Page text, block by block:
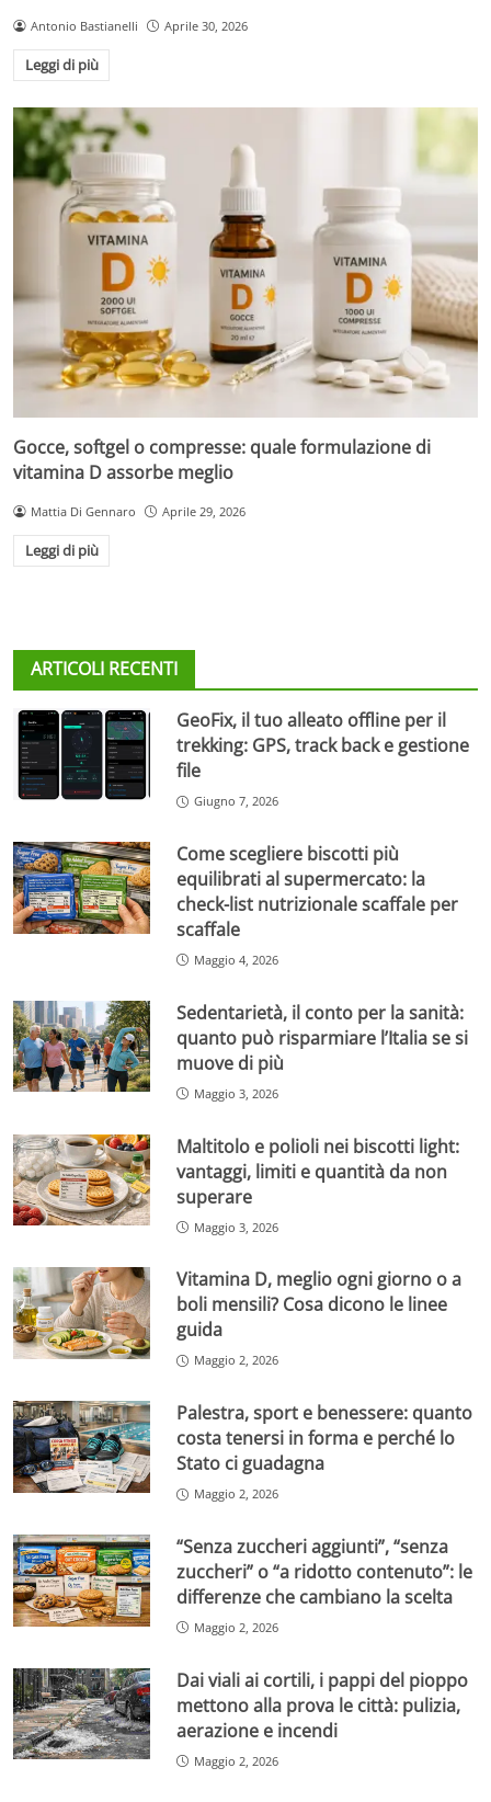
Antonio Bastianelli Aprile 30, 2026
Leggi di più
Gocce, softgel o compresse: quale formulazione di
vitamina D assorbe meglio
Mattia Di Gennaro Aprile 29, 2026
Leggi di più
ARTICOLI RECENTI
GeoFix, il tuo alleato offline per il
trekking: GPS, track back e gestione
file
Giugno 7, 2026
Come scegliere biscotti più
equilibrati al supermercato: la
check-list nutrizionale scaffale per
scaffale
Maggio 4, 2026
Sedentarietà, il conto per la sanità:
quanto può risparmiare l’Italia se si
muove di più
Maggio 3, 2026
Maltitolo e polioli nei biscotti light:
vantaggi, limiti e quantità da non
superare
Maggio 3, 2026
Vitamina D, meglio ogni giorno o a
boli mensili? Cosa dicono le linee
guida
Maggio 2, 2026
Palestra, sport e benessere: quanto
costa tenersi in forma e perché lo
Stato ci guadagna
Maggio 2, 2026
“Senza zuccheri aggiunti”, “senza
zuccheri” o “a ridotto contenuto”: le
differenze che cambiano la scelta
Maggio 2, 2026
Dai viali ai cortili, i pappi del pioppo
mettono alla prova le città: pulizia,
aerazione e incendi
Maggio 2, 2026